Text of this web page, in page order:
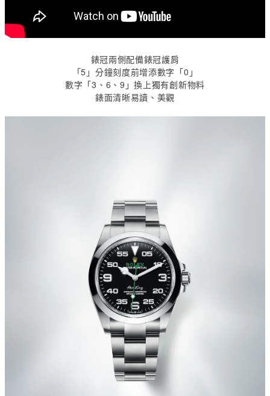
錶冠兩側配備錶冠護肩
「5 」分鐘刻度前增添數字「0 」
數字「3 、 6 、 9 」換上獨有創新物料
錶面清晰易讀、美觀